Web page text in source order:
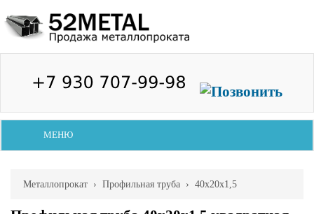
МЕНЮ
Металлопрокат › Профильная труба › 40х20х1,5